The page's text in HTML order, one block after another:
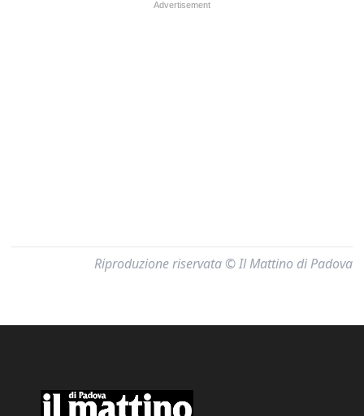
Riproduzione riservata © Il Mattino di Padova